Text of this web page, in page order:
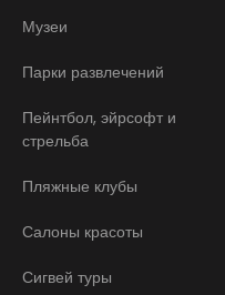
Музеи
Парки развлечений
Пейнтбол, эйрсофт и
стрельба
Пляжные клубы
Салоны красоты
Сигвей туры